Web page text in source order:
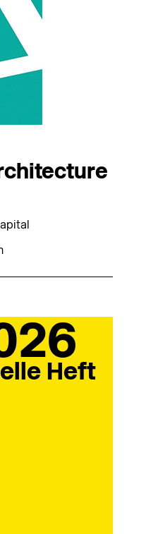
Heft